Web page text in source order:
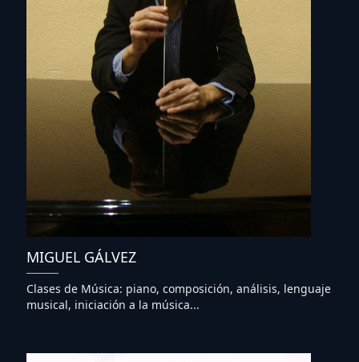
MIGUEL GÁLVEZ
Clases de Música: piano, composición, análisis, lenguaje
musical, iniciación a la música...